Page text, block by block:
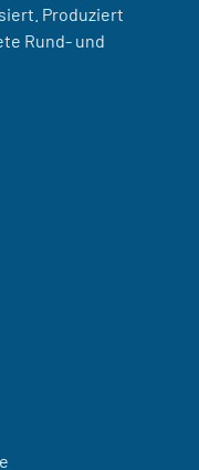
Produziert
Rund- und